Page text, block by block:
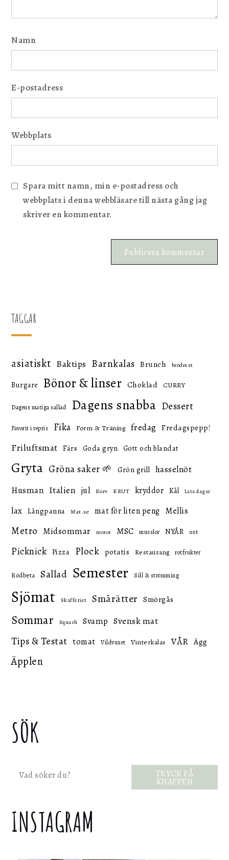
Namn
E-postadress
Webbplats
Spara mitt namn, min e-postadress och
webbplats i denna webbläsare till nästa gång jag
skriver en kommentar.
TAGGAR
asiatiskt Baktips Barnkalas Brunch brödrest
Burgare Bönor & linser Choklad CURRY
Dagens matiga sallad Dagens snabba Dessert
Favorit i repris Fika Form & Träning fredag Fredagspepp!
Friluftsmat Färs Goda gryn Gott och blandat
Gryta Gröna saker 🌱 Grön grill hasselnöt
Husman Italien jul Korv KRUT kryddor Kål Lata dagar
lax Långpanna Mat.se mat för liten peng Mellis
Metro Midsommar morot MSC musslor NYÅR ost
Picknick Pizza Plock potatis Restaurang rotfrukter
Rödbeta Sallad Semester Sill & strömming
Sjömat Skafferiet Smårätter Smörgås
Sommar Squash Svamp Svensk mat
Tips & Testat tomat Vildvuxet Vinterkalas VÅR Ägg
Äpplen
SÖK
Sök TRYCK PÅ
KNAPPEN
INSTAGRAM